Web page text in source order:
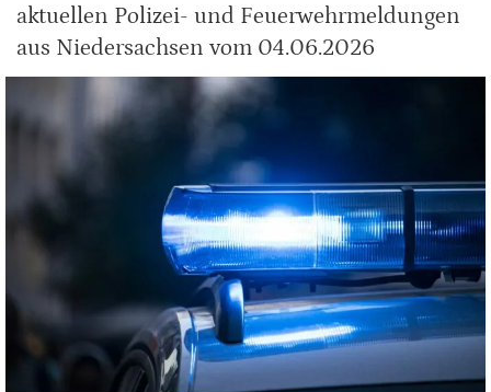
aktuellen Polizei- und Feuerwehrmeldungen
aus Niedersachsen vom 04.06.2026